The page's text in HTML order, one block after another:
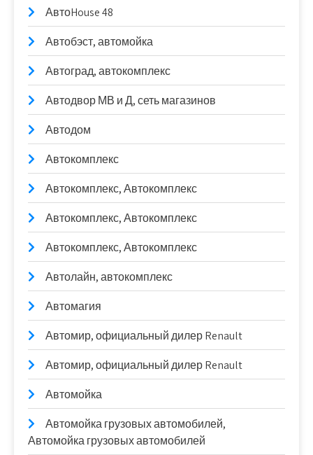
АвтоHouse 48
Автобэст, автомойка
Автоград, автокомплекс
Автодвор МВ и Д, сеть магазинов
Автодом
Автокомплекс
Автокомплекс, Автокомплекс
Автокомплекс, Автокомплекс
Автокомплекс, Автокомплекс
Автолайн, автокомплекс
Автомагия
Автомир, официальный дилер Renault
Автомир, официальный дилер Renault
Автомойка
Автомойка грузовых автомобилей,
Автомойка грузовых автомобилей